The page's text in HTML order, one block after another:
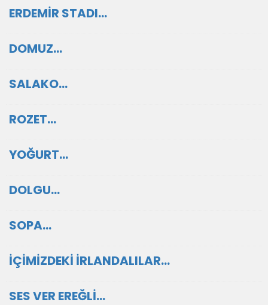
ERDEMİR STADI…
DOMUZ…
SALAKO…
ROZET…
YOĞURT…
DOLGU…
SOPA…
İÇİMİZDEKİ İRLANDALILAR…
SES VER EREĞLİ…